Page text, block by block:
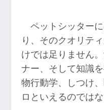
ペットシッター
り、そのクオリテ
けでは足りません
ナー、そして知識
物行動学、しつけ
ロといえるのでは